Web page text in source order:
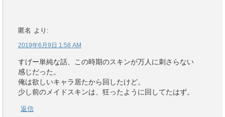
匿名 より:
2019年6月9日 1:58 AM
すげー単純な話、この時期のスキンが万人に刺さらない
感じだった。
俺は欲しいキャラ居たから回したけど。
少し前のメイドスキンは、狂ったように回してたはず。
返信